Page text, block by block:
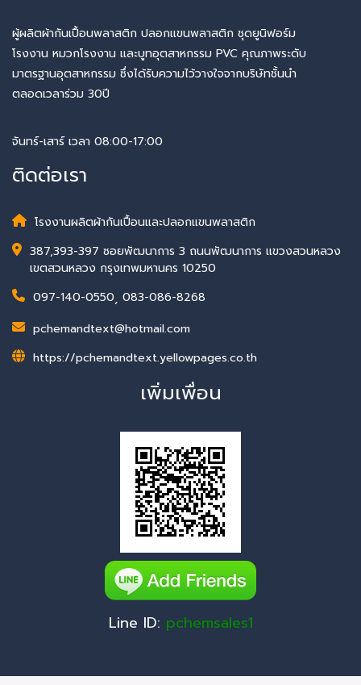
ผู้ผลิตผ้ากันเปื้อนพลาสติก ปลอกแขนพลาสติก ชุดยูนิฟอร์ม
โรงงาน หมวกโรงงาน และบูทอุตสาหกรรม PVC คุณภาพระดับ
มาตรฐานอุตสาหกรรม ซึ่งได้รับความไว้วางใจจากบริษัทชั้นนำ
ตลอดเวลาร่วม 30ปี
จันทร์-เสาร์ เวลา 08:00-17:00
ติดต่อเรา
โรงงานผลิตผ้ากันเปื้อนและปลอกแขนพลาสติก
387,393-397 ซอยพัฒนาการ 3 ถนนพัฒนาการ แขวงสวนหลวง
เขตสวนหลวง กรุงเทพมหานคร 10250
097-140-0550, 083-086-8268
pchemandtext@hotmail.com
https://pchemandtext.yellowpages.co.th
เพิ่มเพื่อน
Line ID: pchemsales1